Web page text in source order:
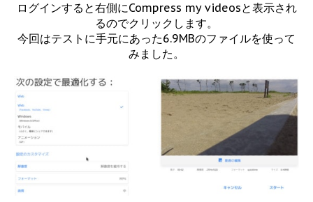
ログインすると右側にCompress my videosと表示され
るのでクリックします。
今回はテストに手元にあった6.9MBのファイルを使って
みました。